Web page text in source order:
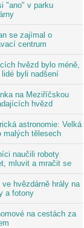
"ano" v parku
se zajímal o
centrum
hvězd bylo méně,
lidé byli nadšení
na Meziříčskou
hvězd
astronomie: Velká
malých tělesech
naučili roboty
mluvit a mračit se
ve hvězdárně hrály na
a fotony
na cestách za